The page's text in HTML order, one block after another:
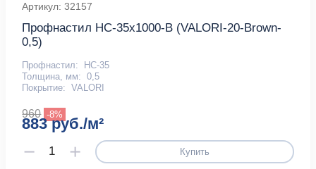
Артикул: 32157
Профнастил НС-35х1000-B (VALORI-20-Brown-
0,5)
Профнастил:
НС-35
Толщина, мм: 0,5
Покрытие: VALORI
960 -8%
883 руб./м²
Купить